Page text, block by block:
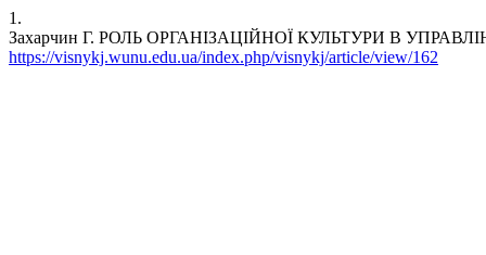
1.
Захарчин Г. РОЛЬ ОРГАНІЗАЦІЙНОЇ КУЛЬТУРИ В
https://visnykj.wunu.edu.ua/index.php/visnykj/article/view/162